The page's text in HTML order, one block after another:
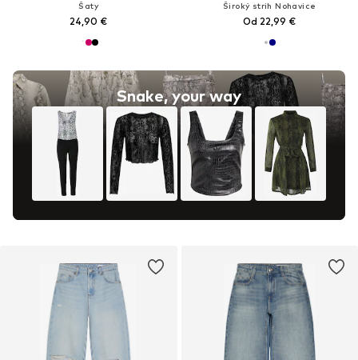
Šaty
24,90 €
Snake, your way
Široký strih Nohavice
Od 22,99 €